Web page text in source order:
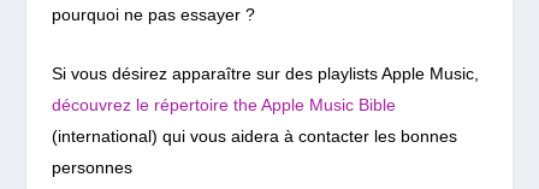
pourquoi ne pas essayer ?
Si vous désirez apparaître sur des playlists Apple Music,
découvrez le répertoire the Apple Music Bible
(international) qui vous aidera à contacter les bonnes
personnes